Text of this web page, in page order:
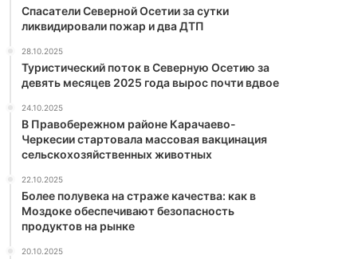
Спасатели Северной Осетии за сутки
ликвидировали пожар и два ДТП
28.10.2025
Туристический поток в Северную Осетию за
девять месяцев 2025 года вырос почти вдвое
24.10.2025
В Правобережном районе Карачаево-
Черкесии стартовала массовая вакцинация
сельскохозяйственных животных
22.10.2025
Более полувека на страже качества: как в
Моздоке обеспечивают безопасность
продуктов на рынке
20.10.2025